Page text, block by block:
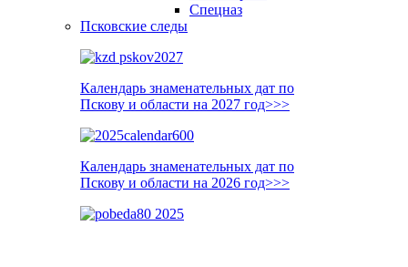
Спецназ
Псковские следы
Календарь знаменательных дат по
Пскову и области на 2027 год>>>
Календарь знаменательных дат по
Пскову и области на 2026 год>>>